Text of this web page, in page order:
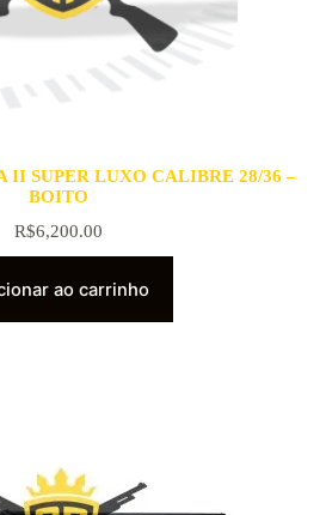
II SUPER LUXO CALIBRE 28/36 –
BOITO
R$6,200.00
ao carrinho